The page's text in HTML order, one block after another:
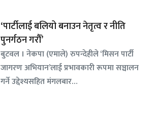
‘पार्टीलाई बलियो बनाउन नेतृत्व र नीति
पुनर्गठन गरौँ’
बुटवल । नेकपा (एमाले) रुपन्देहीले ‘मिसन पार्टी
जागरण अभियान’लाई प्रभावकारी रूपमा सञ्चालन
गर्ने उद्देश्यसहित मंगलबार…